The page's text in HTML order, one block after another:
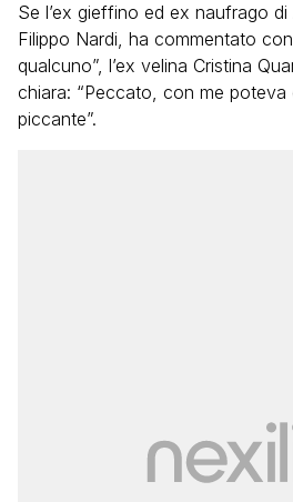
Se l’ex gieffino ed ex naufrago di
Filippo Nardi, ha commentato
qualcuno”, l’ex velina Cristina
chiara: “Peccato, con me poteva
piccante”.